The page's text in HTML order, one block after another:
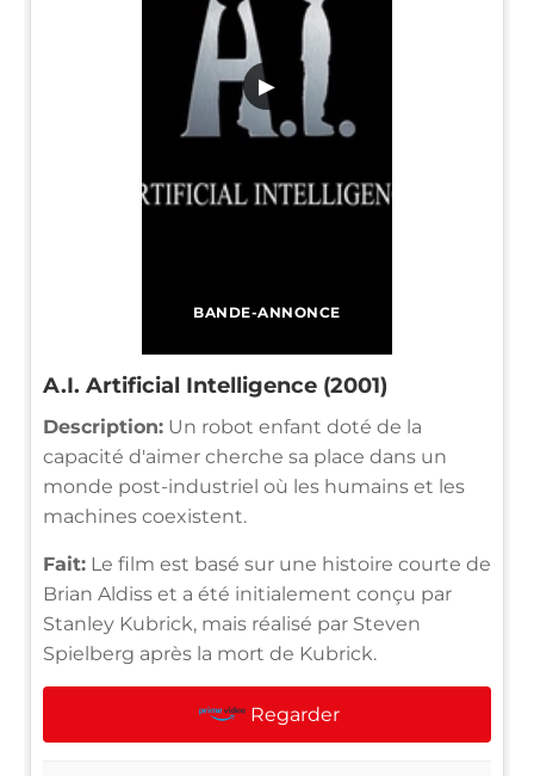
BANDE-ANNONCE
▶
A.I. Artificial Intelligence (2001)
Description: Un robot enfant doté de la
capacité d'aimer cherche sa place dans un
monde post-industriel où les humains et les
machines coexistent.
Fait: Le film est basé sur une histoire courte de
Brian Aldiss et a été initialement conçu par
Stanley Kubrick, mais réalisé par Steven
Spielberg après la mort de Kubrick.
Regarder